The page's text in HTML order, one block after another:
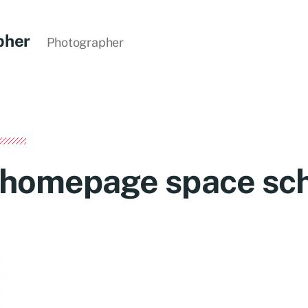
Photographer
space